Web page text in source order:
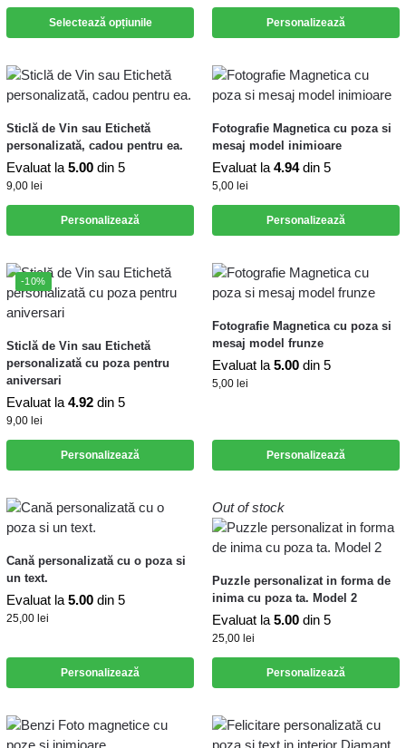
Selectează opțiunile Personalizează
Sticlă de Vin sau Etichetă
personalizată, cadou pentru ea.
Evaluat la 5.00 din 5
9,00 lei
Personalizează
Fotografie Magnetica cu poza si
mesaj model inimioare
Evaluat la 4.94din 5
5,00 lei
Personalizează
-10%
Sticlă de Vin sau Etichetă
personalizată cu poza pentru
aniversari
Evaluat la 4.92 din 5
9,00 lei
Personalizează
Fotografie Magnetica cu poza si
mesaj model frunze
Evaluat la 5.00 din 5
5,00 lei
Personalizează
Cană personalizată cu o poza si
un text.
Evaluat la 5.00 din 5
25,00 lei
Personalizează
Out of stock
Puzzle personalizat in forma de
inima cu poza ta. Model 2
Evaluat la 5.00 din 5
25,00 lei
Personalizează